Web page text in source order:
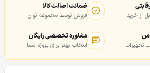
از خرید
ضمانت اصالت کالا
فروش توسط مجموعه توان
تجهیزات
مشاوره تخصصی رایگان
انتخاب بهتر برای پروژه شما